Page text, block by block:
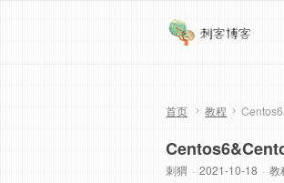
首页 教程
刺猬 · 2021-10-18 · 教